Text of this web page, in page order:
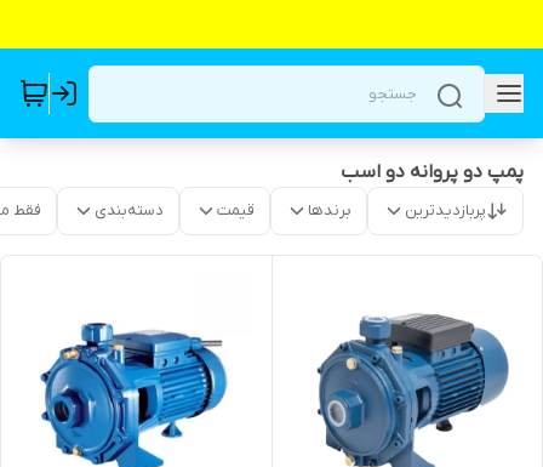
پمپ دو پروانه دو اسب
پربازدیدترین برندها قیمت دسته‌بندی فقط